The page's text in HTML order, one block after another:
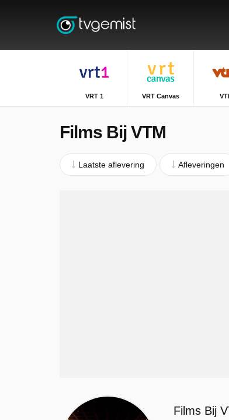
VRT 1 VRT Canvas
Films Bij VTM
Laatste aflevering Afleveringen
Films Bij